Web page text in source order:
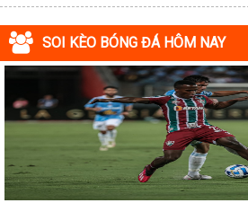
SOI KÈO BÓNG ĐÁ HÔM NAY